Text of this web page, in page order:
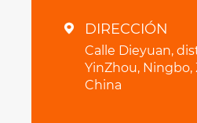
 DIRECCIÓN
Calle Dieyuan,
YinZhou, Ningbo,
China